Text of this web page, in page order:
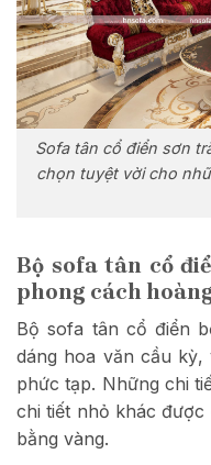
Sofa tân cổ điển sơn
chọn tuyệt vời cho
Bộ sofa tân cổ
phong cách
Bộ sofa tân cổ điển
dáng hoa văn cầu
phức tạp. Những chi
chi tiết nhỏ khác
bằng vàng.